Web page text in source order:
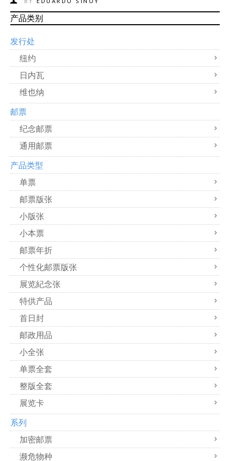
产品类别
发行处
纽约
日内瓦
维也纳
邮票
纪念邮票
通用邮票
产品类型
单票
邮票版张
小版张
小本票
邮票年折
个性化邮票版张
展览紀念张
特供产品
首日封
邮政用品
小全张
单票全套
整版全套
展览卡
系列
加密邮票
濒危物种